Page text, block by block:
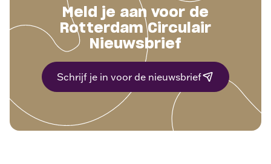
Meld je aan voor de
Rotterdam Circulair
Nieuwsbrief
Schrijf je in voor de nieuwsbrief